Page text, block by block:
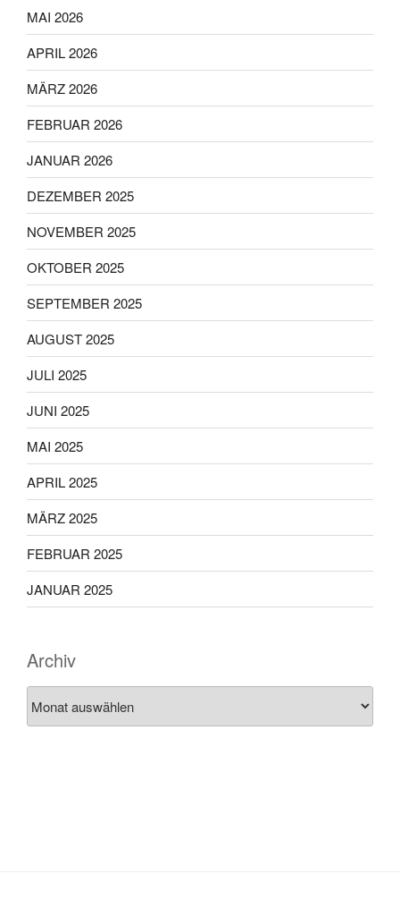
MAI 2026
APRIL 2026
MÄRZ 2026
FEBRUAR 2026
JANUAR 2026
DEZEMBER 2025
NOVEMBER 2025
OKTOBER 2025
SEPTEMBER 2025
AUGUST 2025
JULI 2025
JUNI 2025
MAI 2025
APRIL 2025
MÄRZ 2025
FEBRUAR 2025
JANUAR 2025
Archiv